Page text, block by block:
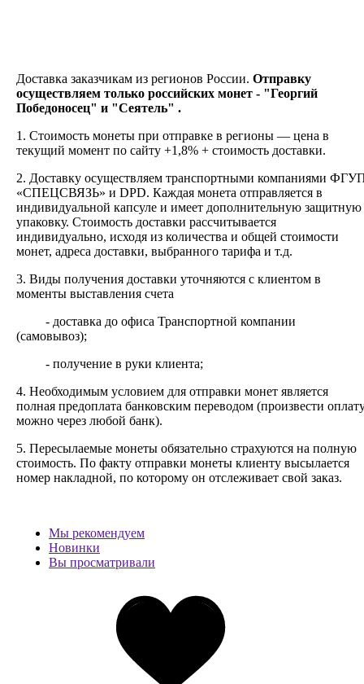
Доставка заказчикам из регионов России. Отправку
осуществляем только российских монет - "Георгий
Победоносец" и "Сеятель" .
1. Стоимость монеты при отправке в регионы — цена в
текущий момент по сайту +1,8% + стоимость доставки.
2. Доставку осуществляем транспортными компаниями
«СПЕЦСВЯЗЬ» и DPD. Каждая монета отправляется в
индивидуальной капсуле и имеет дополнительную защитную
упаковку. Стоимость доставки рассчитывается
индивидуально, исходя из количества и общей стоимости
монет, адреса доставки, выбранного тарифа и т.д.
3. Виды получения доставки уточняются с клиентом в
моменты выставления счета
- доставка до офиса Транспортной компании
(самовывоз);
- получение в руки клиента;
4. Необходимым условием для отправки монет является
полная предоплата банковским переводом (произвести
можно через любой банк).
5. Пересылаемые монеты обязательно страхуются на полную
стоимость. По факту отправки монеты клиенту высылается
номер накладной, по которому он отслеживает свой заказ.
Мы рекомендуем
Новинки
Вы просматривали